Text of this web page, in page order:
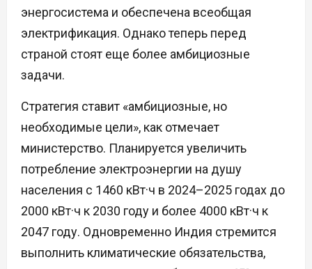
энергосистема и обеспечена всеобщая
электрификация. Однако теперь перед
страной стоят еще более амбициозные
задачи.
Стратегия ставит «амбициозные, но
необходимые цели», как отмечает
министерство. Планируется увеличить
потребление электроэнергии на душу
населения с 1460 кВт·ч в 2024–2025 годах до
2000 кВт·ч к 2030 году и более 4000 кВт·ч к
2047 году. Одновременно Индия стремится
выполнить климатические обязательства,